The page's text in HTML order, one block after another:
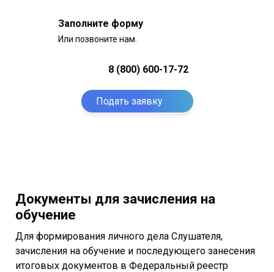
Заполните форму
Или позвоните нам.
8 (800) 600-17-72
Подать заявку
Документы для зачисления на
обучение
Для формирования личного дела Слушателя,
зачисления на обучение и последующего занесения
итоговых документов в Федеральный реестр